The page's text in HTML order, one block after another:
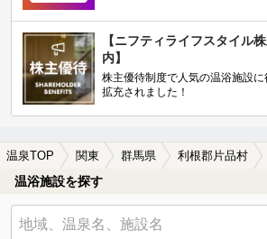
【ニフティライフスタイル
内】
株主優待制度で人気の温浴施設
拡充されました！
温泉TOP 関東 群馬県 利根郡片品村
温浴施設を探す